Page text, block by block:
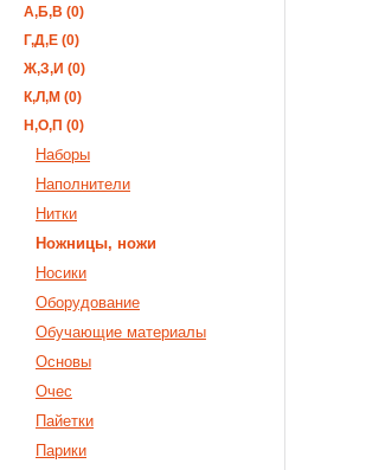
А,Б,В (0)
Г,Д,Е (0)
Ж,З,И (0)
К,Л,М (0)
Н,О,П (0)
Наборы
Наполнители
Нитки
Ножницы, ножи
Носики
Оборудование
Обучающие материалы
Основы
Очес
Пайетки
Парики